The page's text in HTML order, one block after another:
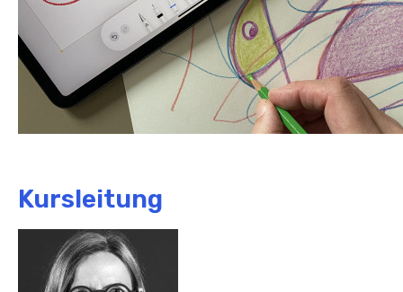
Kursleitung